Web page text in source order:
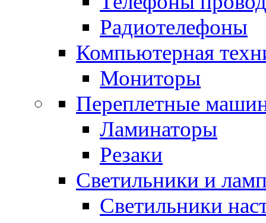
Радиотелефоны
Компьютерная
Мониторы
Переплетные
Ламинаторы
Резаки
Светильники и
Светильники